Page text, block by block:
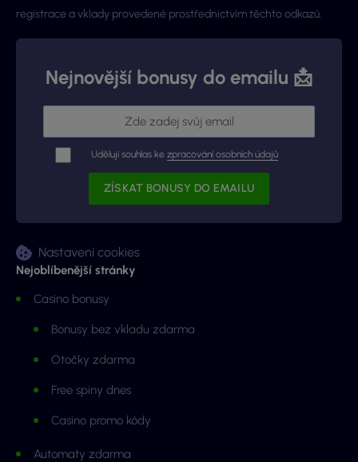
registrace a vklady provedené prostřednictvím těchto odkazů.
Nejnovější bonusy do emailu 📩
Uděluji souhlas ke zpracování osobních údajů
Nastavení cookies
Nejoblíbenější stránky
Casino bonusy
Bonusy bez vkladu zdarma
Otočky zdarma
Free spiny dnes
Casino promo kódy
Automaty zdarma